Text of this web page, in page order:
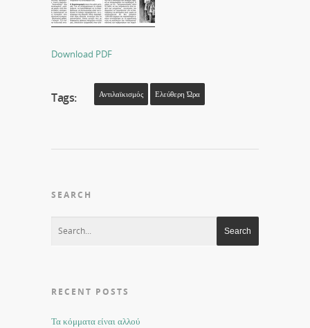
Download PDF
Tags: Αντιλαϊκισμός Ελεύθερη Ώρα
SEARCH
RECENT POSTS
Τα κόμματα είναι αλλού